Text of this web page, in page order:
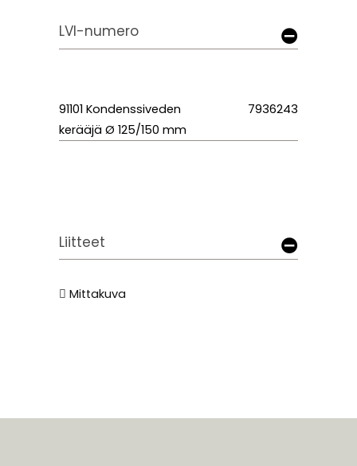
LVI-numero
91101 Kondenssiveden
kerääjä Ø 125/150 mm
7936243
Liitteet
Mittakuva